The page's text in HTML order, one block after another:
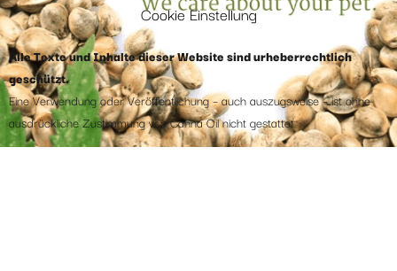
Cookie Einstellung
Alle Texte und Inhalte dieser Website sind urheberrechtlich
geschützt.
Eine Verwendung oder Veröffentlichung – auch auszugsweise – ist ohne
ausdrückliche Zustimmung von Canna Oil nicht gestattet.